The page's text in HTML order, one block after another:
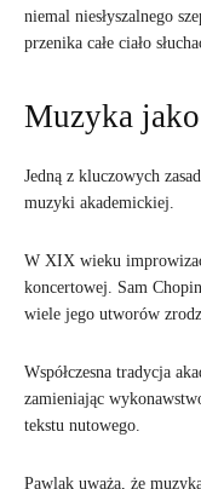
niemal niesłyszalnego
przenika całe ciało
Muzyka
Jedną z kluczowych
muzyki akademickiej.
W XIX wieku
koncertowej. Sam
wiele jego utworów
Współczesna tradycja
zamieniając
tekstu nutowego.
Pawlak uważa, że